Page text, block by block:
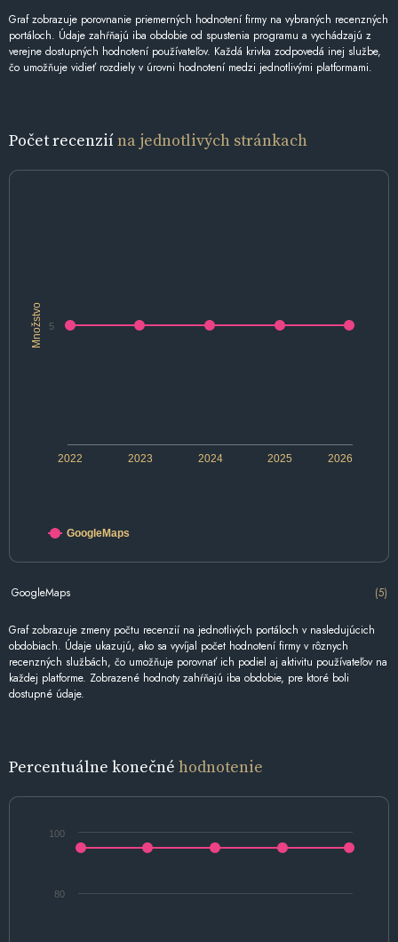
Graf zobrazuje porovnanie priemerných hodnotení firmy na vybraných recenzných
portáloch. Údaje zahŕňajú iba obdobie od spustenia programu a vychádzajú z
verejne dostupných hodnotení používateľov. Každá krivka zodpovedá inej službe,
čo umožňuje vidieť rozdiely v úrovni hodnotení medzi jednotlivými platformami.
Počet recenziína jednotlivých stránkach
Množstvo
2022 2024 2026
2023 2025
5
GoogleMaps
GoogleMaps (5)
Graf zobrazuje zmeny počtu recenzií na jednotlivých portáloch v nasledujúcich
obdobiach. Údaje ukazujú, ako sa vyvíjal počet hodnotení firmy v rôznych
recenzných službách, čo umožňuje porovnať ich podiel aj aktivitu používateľov na
každej platforme. Zobrazené hodnoty zahŕňajú iba obdobie, pre ktoré boli
dostupné údaje.
Percentuálne konečné hodnotenie
80
100